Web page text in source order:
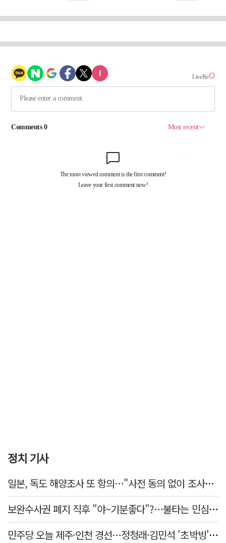
정치 기사
일본, 독도 해양조사 또 항의…"사전 동의 없이 조사" 주장
보완수사권 폐지 직후 "야~기분좋다"?…불타는 민심에 기름, 민주당 '말말말'[금주의 정치舌전]
민주당 오늘 제주·인천 경선…정청래·김민석 '초박빙' 승부